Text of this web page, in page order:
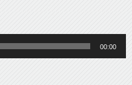
00:00